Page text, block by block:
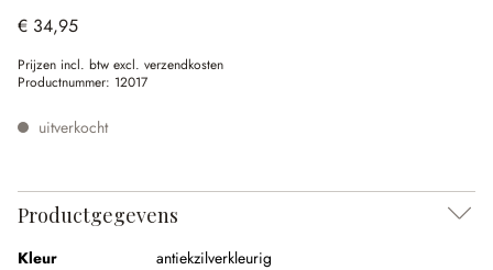
€ 34,95
Prijzen incl. btw excl. verzendkosten
Productnummer: 12017
uitverkocht
Productgegevens
Kleur
antiekzilverkleurig